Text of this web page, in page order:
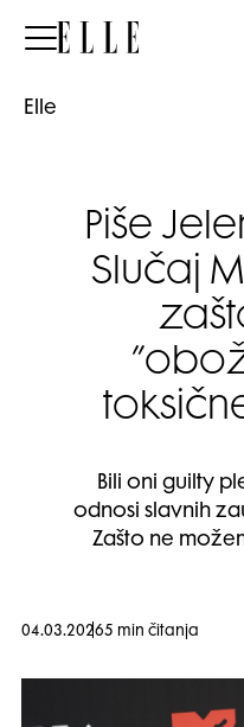
Elle
Elle
Piše
Slučaj
Bili oni guilty
odnosi slavnih
Zašto ne
04.03.20265 min čitanja